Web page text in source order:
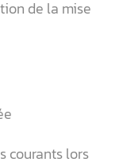
de la mise
courants lors